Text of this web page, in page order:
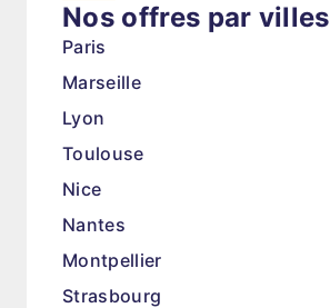
Nos offres par villes
Paris
Marseille
Lyon
Toulouse
Nice
Nantes
Montpellier
Strasbourg